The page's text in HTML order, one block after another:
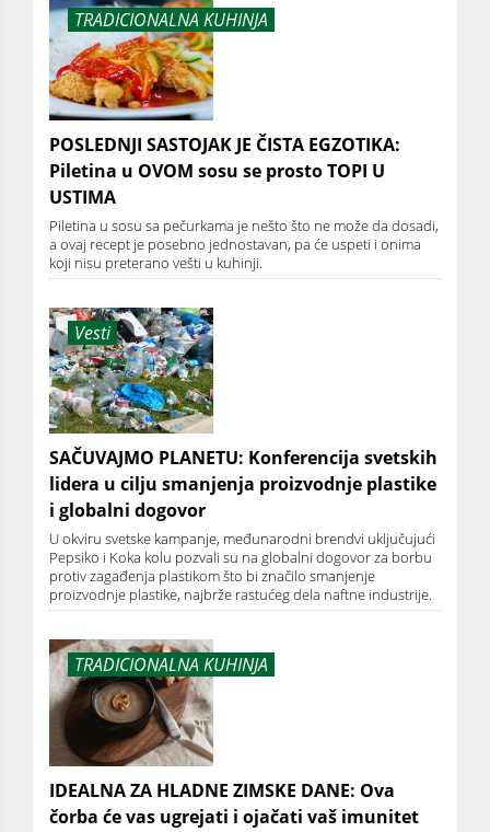
TRADICIONALNA KUHINJA
POSLEDNJI SASTOJAK JE ČISTA EGZOTIKA:
Piletina u OVOM sosu se prosto TOPI U
USTIMA
Piletina u sosu sa pečurkama je nešto što ne može da dosadi,
a ovaj recept je posebno jednostavan, pa će uspeti i onima
koji nisu preterano vešti u kuhinji.
Vesti
SAČUVAJMO PLANETU: Konferencija svetskih
lidera u cilju smanjenja proizvodnje plastike
i globalni dogovor
U okviru svetske kampanje, međunarodni brendvi uključujući
Pepsiko i Koka kolu pozvali su na globalni dogovor za borbu
protiv zagađenja plastikom što bi značilo smanjenje
proizvodnje plastike, najbrže rastućeg dela naftne industrije.
TRADICIONALNA KUHINJA
IDEALNA ZA HLADNE ZIMSKE DANE: Ova
čorba će vas ugrejati i ojačati vaš imunitet